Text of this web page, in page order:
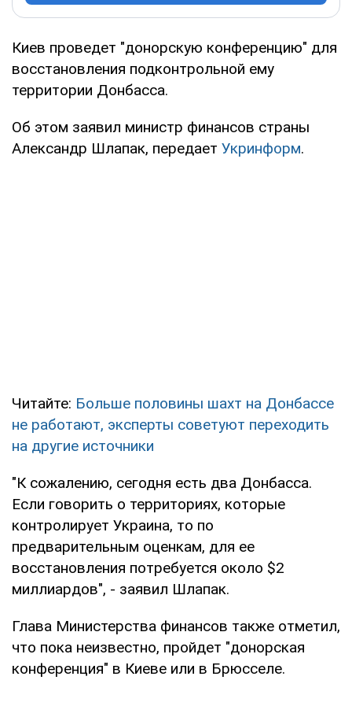
Киев проведет "донорскую конференцию" для
восстановления подконтрольной ему
территории Донбасса.
Об этом заявил министр финансов страны
Александр Шлапак, передает Укринформ.
Читайте: Больше половины шахт на Донбассе
не работают, эксперты советуют переходить
на другие источники
"К сожалению, сегодня есть два Донбасса.
Если говорить о территориях, которые
контролирует Украина, то по
предварительным оценкам, для ее
восстановления потребуется около $2
миллиардов", - заявил Шлапак.
Глава Министерства финансов также отметил,
что пока неизвестно, пройдет "донорская
конференция" в Киеве или в Брюсселе.